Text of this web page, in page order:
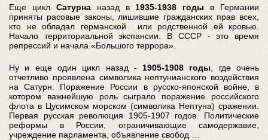
Еще циклСатурнаназад в 1935-1938 годы в Германии
приняты расовые законы, лишившие гражданских прав всех,
кто не обладал германской или родственной ей кровью.
Начало территориальной экспансии. В СССР - это время
репрессий и начала «Большого террора».
Ну и еще один цикл назад - 1905-1908 годы , где очень
отчетливо проявлена символика нептунианского воздействия
на Сатурн. Поражение России в русско-японской войне, в
котором важнейшую роль сыграло поражение российского
флота в Цусимском морском (символика Нептуна) сражении.
Первая русская революция 1905-1907 годов. Политические
реформы в России, ограничивающие самодержавие,
учреждение парламента, объявление свобод …